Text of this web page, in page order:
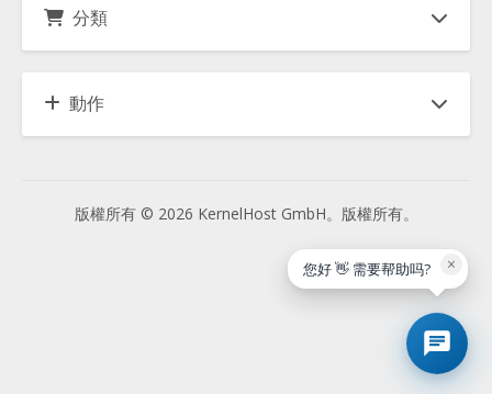
分類
動作
版權所有 © 2026 KernelHost GmbH。版權所有。
×
您好 👋 需要帮助吗?